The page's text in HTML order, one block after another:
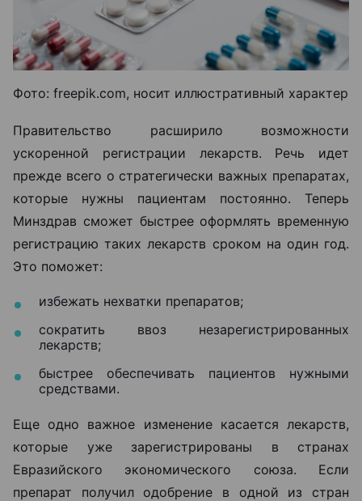
Фото: freepik.com, носит иллюстративный характер
Правительство расширило возможности
ускоренной регистрации лекарств. Речь идет
прежде всего о стратегически важных препаратах,
которые нужны пациентам постоянно. Теперь
Минздрав сможет быстрее оформлять временную
регистрацию таких лекарств сроком на один год.
Это поможет:
избежать нехватки препаратов;
сократить ввоз незарегистрированных
лекарств;
быстрее обеспечивать пациентов нужными
средствами.
Еще одно важное изменение касается лекарств,
которые уже зарегистрированы в странах
Евразийского экономического союза. Если
препарат получил одобрение в одной из стран